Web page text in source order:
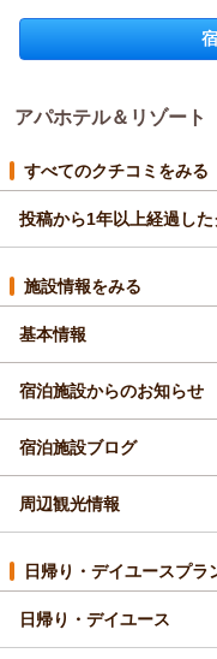
参考にすぐには難しい
お忙しい中貴重なご投
アパホテル＆リゾート〈東
当館の立地と今回のご宿
お忙しい中での口コミの
お客様のまたのご来館
フロント室伏
アパホテル＆リゾート
すべてのクチコミをみる
投稿から1年以上経過した
施設情報をみる
基本情報
宿泊施設からのお知らせ
宿泊施設ブログ
周辺観光情報
日帰り・デイユースプラ
日帰り・デイユース